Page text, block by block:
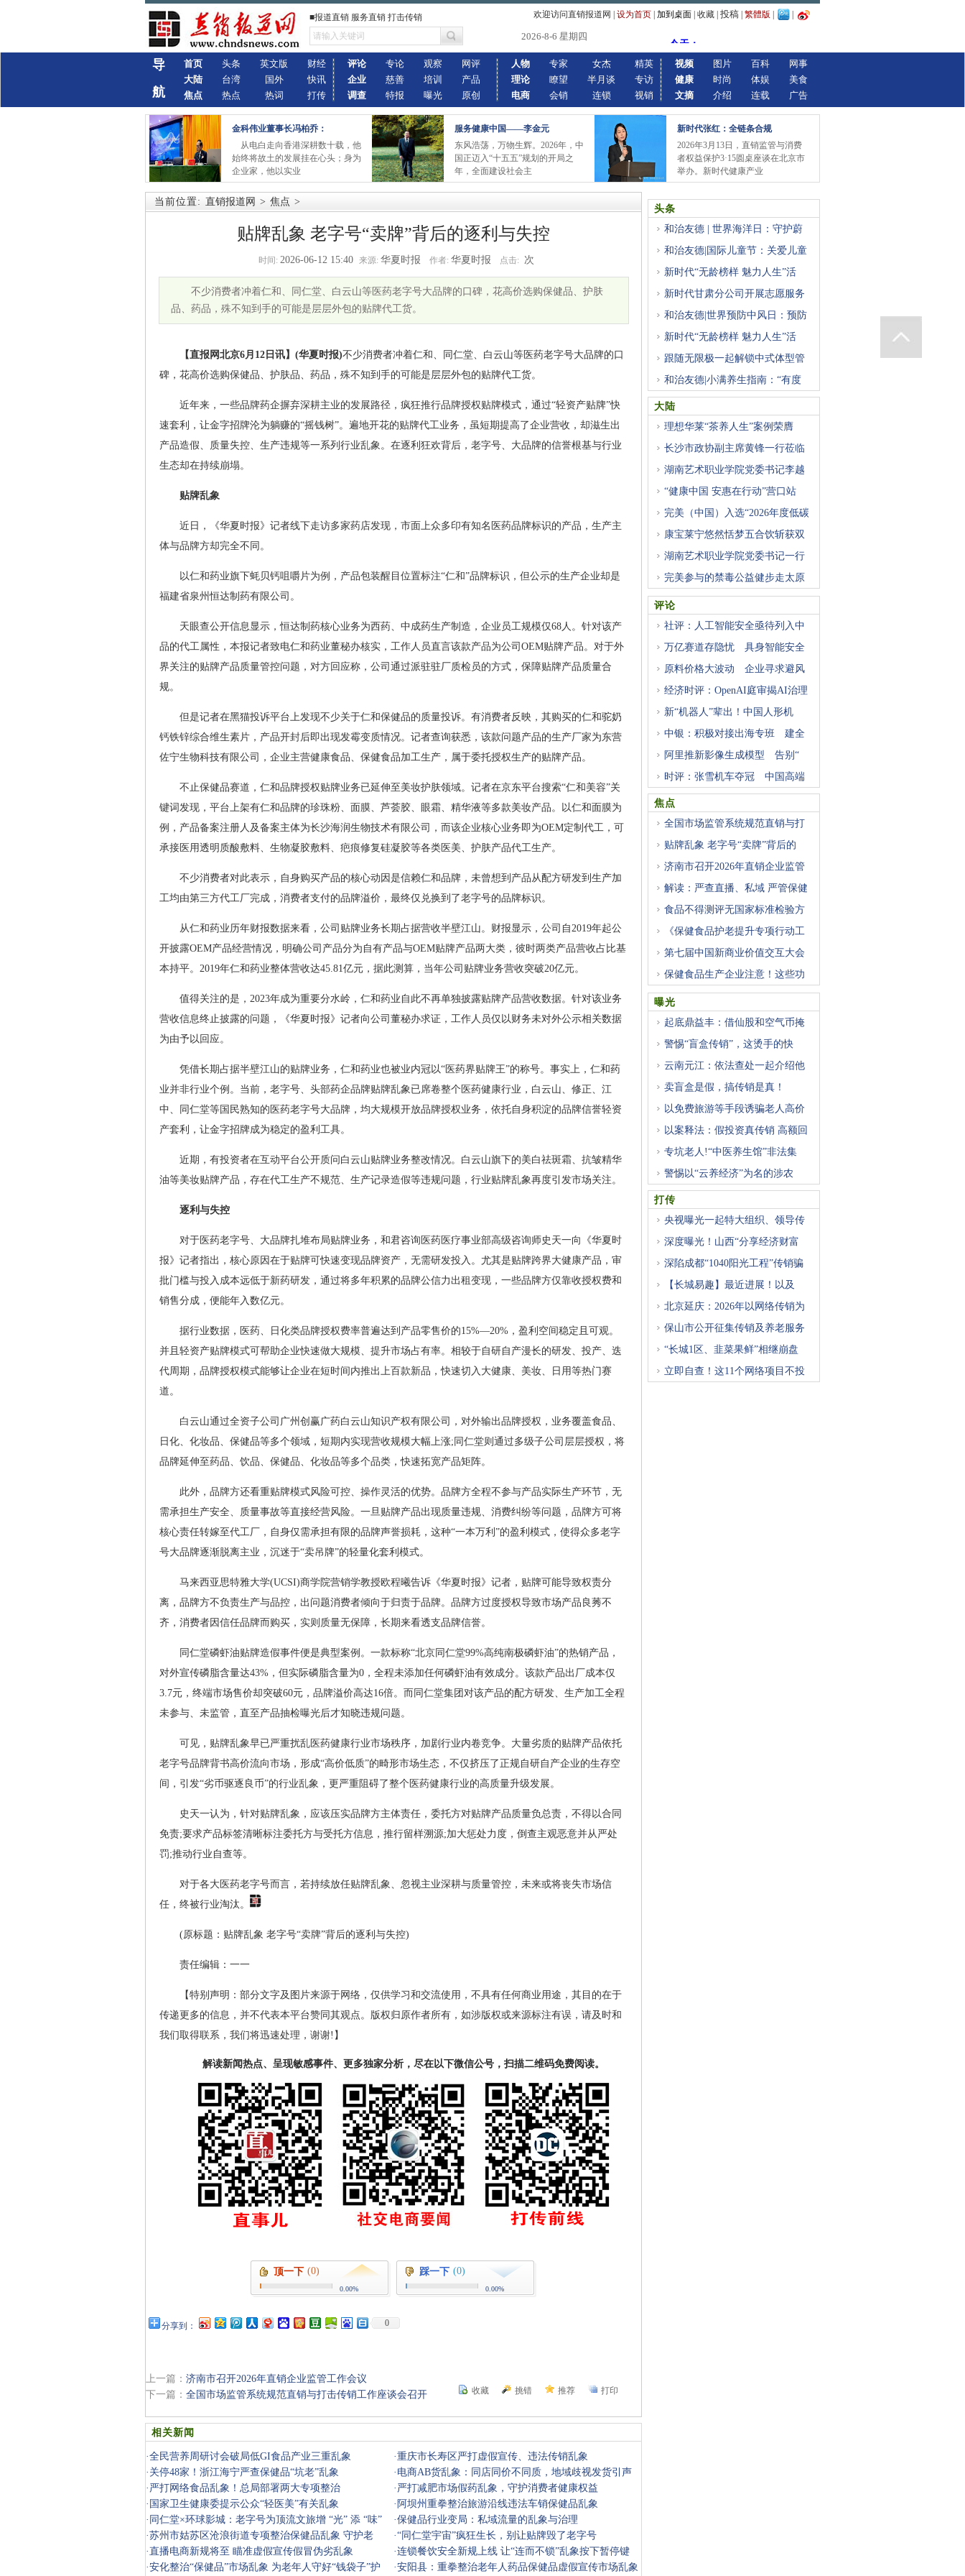
■报道直销 服务直销 打击传销 欢迎访问直销报道网 设为首页 加到桌面 收藏 投稿 繁體版
2026-8-6 星期四
导
航
首页
大陆
焦点
头条
台湾
热点
英文版
国外
热词
财经
快讯
打传
评论
企业
调查
专论
慈善
特报
观察
培训
曝光
网评
产品
原创
人物
理论
电商
专家
瞭望
会销
女杰
半月谈
连锁
精英
专访
视销
视频
健康
文摘
图片
时尚
介绍
百科
体娱
连载
网事
美食
广告
金科伟业董事长冯柏乔：
从电白走向香港深耕数十载，他
始终将故土的发展挂在心头；身为
企业家，他以实业
服务健康中国——李金元
东风浩荡，万物生辉。2026年，中
国正迈入“十五五”规划的开局之
年，全面建设社会主
新时代张红：全链条合规
2026年3月13日，直销监管与消费
者权益保护3·15圆桌座谈在北京市
举办。新时代健康产业
当前位置: 直销报道网 > 焦点 >
贴牌乱象 老字号“卖牌”背后的逐利与失控
时间: 2026-06-12 15:40 来源: 华夏时报 作者: 华夏时报 点击: 次
不少消费者冲着仁和、同仁堂、白云山等医药老字号大品牌的口碑，花高价选购保健品、护肤
品、药品，殊不知到手的可能是层层外包的贴牌代工货。
【直报网北京6月12日讯】(华夏时报)不少消费者冲着仁和、同仁堂、白云山等医药老字号大品牌的口
碑，花高价选购保健品、护肤品、药品，殊不知到手的可能是层层外包的贴牌代工货。
近年来，一些品牌药企摒弃深耕主业的发展路径，疯狂推行品牌授权贴牌模式，通过“轻资产贴牌”快
速套利，让金字招牌沦为躺赚的“摇钱树”。遍地开花的贴牌代工业务，虽短期提高了企业营收，却滋生出
产品造假、质量失控、生产违规等一系列行业乱象。在逐利狂欢背后，老字号、大品牌的信誉根基与行业
生态却在持续崩塌。
贴牌乱象
近日，《华夏时报》记者线下走访多家药店发现，市面上众多印有知名医药品牌标识的产品，生产主
体与品牌方却完全不同。
以仁和药业旗下蚝贝钙咀嚼片为例，产品包装醒目位置标注“仁和”品牌标识，但公示的生产企业却是
福建省泉州恒达制药有限公司。
天眼查公开信息显示，恒达制药核心业务为西药、中成药生产制造，企业员工规模仅68人。针对该产
品的代工属性，本报记者致电仁和药业董秘办核实，工作人员直言该款产品为公司OEM贴牌产品。对于外
界关注的贴牌产品质量管控问题，对方回应称，公司通过派驻驻厂质检员的方式，保障贴牌产品质量合
规。
但是记者在黑猫投诉平台上发现不少关于仁和保健品的质量投诉。有消费者反映，其购买的仁和驼奶
钙铁锌综合维生素片，产品开封后即出现发霉变质情况。记者查询获悉，该款问题产品的生产厂家为东营
佐宁生物科技有限公司，企业主营健康食品、保健食品加工生产，属于委托授权生产的贴牌产品。
不止保健品赛道，仁和品牌授权贴牌业务已延伸至美妆护肤领域。记者在京东平台搜索“仁和美容”关
键词发现，平台上架有仁和品牌的珍珠粉、面膜、芦荟胶、眼霜、精华液等多款美妆产品。以仁和面膜为
例，产品备案注册人及备案主体为长沙海润生物技术有限公司，而该企业核心业务即为OEM定制代工，可
承接医用透明质酸敷料、生物凝胶敷料、疤痕修复硅凝胶等各类医美、护肤产品代工生产。
不少消费者对此表示，自身购买产品的核心动因是信赖仁和品牌，未曾想到产品从配方研发到生产加
工均由第三方代工厂完成，消费者支付的品牌溢价，最终仅兑换到了老字号的品牌标识。
从仁和药业历年财报数据来看，公司贴牌业务长期占据营收半壁江山。财报显示，公司自2019年起公
开披露OEM产品经营情况，明确公司产品分为自有产品与OEM贴牌产品两大类，彼时两类产品营收占比基
本持平。2019年仁和药业整体营收达45.81亿元，据此测算，当年公司贴牌业务营收突破20亿元。
值得关注的是，2023年成为重要分水岭，仁和药业自此不再单独披露贴牌产品营收数据。针对该业务
营收信息终止披露的问题，《华夏时报》记者向公司董秘办求证，工作人员仅以财务未对外公示相关数据
为由予以回应。
凭借长期占据半壁江山的贴牌业务，仁和药业也被业内冠以“医药界贴牌王”的称号。事实上，仁和药
业并非行业个例。当前，老字号、头部药企品牌贴牌乱象已席卷整个医药健康行业，白云山、修正、江
中、同仁堂等国民熟知的医药老字号大品牌，均大规模开放品牌授权业务，依托自身积淀的品牌信誉轻资
产套利，让金字招牌成为稳定的盈利工具。
近期，有投资者在互动平台公开质问白云山贴牌业务整改情况。白云山旗下的美白祛斑霜、抗皱精华
油等美妆贴牌产品，存在代工生产不规范、生产记录造假等违规问题，行业贴牌乱象再度引发市场关注。
逐利与失控
对于医药老字号、大品牌扎堆布局贴牌业务，和君咨询医药医疗事业部高级咨询师史天一向《华夏时
报》记者指出，核心原因在于贴牌可快速变现品牌资产，无需研发投入。尤其是贴牌跨界大健康产品，审
批门槛与投入成本远低于新药研发，通过将多年积累的品牌公信力出租变现，一些品牌方仅靠收授权费和
销售分成，便能年入数亿元。
据行业数据，医药、日化类品牌授权费率普遍达到产品零售价的15%—20%，盈利空间稳定且可观。
并且轻资产贴牌模式可帮助企业快速做大规模、提升市场占有率。相较于自研自产漫长的研发、投产、迭
代周期，品牌授权模式能够让企业在短时间内推出上百款新品，快速切入大健康、美妆、日用等热门赛
道。
白云山通过全资子公司广州创赢广药白云山知识产权有限公司，对外输出品牌授权，业务覆盖食品、
日化、化妆品、保健品等多个领域，短期内实现营收规模大幅上涨;同仁堂则通过多级子公司层层授权，将
品牌延伸至药品、饮品、保健品、化妆品等多个品类，快速拓宽产品矩阵。
此外，品牌方还看重贴牌模式风险可控、操作灵活的优势。品牌方全程不参与产品实际生产环节，无
需承担生产安全、质量事故等直接经营风险。一旦贴牌产品出现质量违规、消费纠纷等问题，品牌方可将
核心责任转嫁至代工厂，自身仅需承担有限的品牌声誉损耗，这种“一本万利”的盈利模式，使得众多老字
号大品牌逐渐脱离主业，沉迷于“卖吊牌”的轻量化套利模式。
马来西亚思特雅大学(UCSI)商学院营销学教授欧程曦告诉《华夏时报》记者，贴牌可能导致权责分
离，品牌方不负责生产与品控，出问题消费者倾向于归责于品牌。品牌方过度授权导致市场产品良莠不
齐，消费者因信任品牌而购买，实则质量无保障，长期来看透支品牌信誉。
同仁堂磷虾油贴牌造假事件便是典型案例。一款标称“北京同仁堂99%高纯南极磷虾油”的热销产品，
对外宣传磷脂含量达43%，但实际磷脂含量为0，全程未添加任何磷虾油有效成分。该款产品出厂成本仅
3.7元，终端市场售价却突破60元，品牌溢价高达16倍。而同仁堂集团对该产品的配方研发、生产加工全程
未参与、未监管，直至产品抽检曝光后才知晓违规问题。
可见，贴牌乱象早已严重扰乱医药健康行业市场秩序，加剧行业内卷竞争。大量劣质的贴牌产品依托
老字号品牌背书高价流向市场，形成“高价低质”的畸形市场生态，不仅挤压了正规自研自产企业的生存空
间，引发“劣币驱逐良币”的行业乱象，更严重阻碍了整个医药健康行业的高质量升级发展。
史天一认为，针对贴牌乱象，应该压实品牌方主体责任，委托方对贴牌产品质量负总责，不得以合同
免责;要求产品标签清晰标注委托方与受托方信息，推行留样溯源;加大惩处力度，倒查主观恶意并从严处
罚;推动行业自查等。
对于各大医药老字号而言，若持续放任贴牌乱象、忽视主业深耕与质量管控，未来或将丧失市场信
任，终被行业淘汰。
(原标题：贴牌乱象 老字号“卖牌”背后的逐利与失控)
责任编辑：一一
【特别声明：部分文字及图片来源于网络，仅供学习和交流使用，不具有任何商业用途，其目的在于
传递更多的信息，并不代表本平台赞同其观点。版权归原作者所有，如涉版权或来源标注有误，请及时和
我们取得联系，我们将迅速处理，谢谢!】
解读新闻热点、呈现敏感事件、更多独家分析，尽在以下微信公号，扫描二维码免费阅读。
顶一下 (0)
0.00%
踩一下 (0)
0.00%
分享到： 0
上一篇： 济南市召开2026年直销企业监管工作会议
下一篇： 全国市场监管系统规范直销与打击传销工作座谈会召开 收藏 挑错 推荐 打印
相关新闻
·全民营养周研讨会破局低GI食品产业三重乱象 ·重庆市长寿区严打虚假宣传、违法传销乱象
· 关停48家！浙江海宁严查保健品“坑老”乱象 · 电商AB货乱象：同店同价不同质，地域歧视发货引声
讨
· 严打网络食品乱象！总局部署两大专项整治 · 严打减肥市场假药乱象，守护消费者健康权益
· 国家卫生健康委提示公众“轻医美”有关乱象 · 阿坝州重拳整治旅游沿线违法车销保健品乱象
· 同仁堂×环球影城：老字号为顶流文旅增 “光” 添 “味” ·保健品行业变局：私域流量的乱象与治理
·苏州市姑苏区沧浪街道专项整治保健品乱象 守护老
人“钱袋子”
·“同仁堂宇宙”疯狂生长，别让贴牌毁了老字号
·直播电商新规将至 瞄准虚假宣传假冒伪劣乱象 ·连锁餐饮安全新规上线 让“连而不锁”乱象按下暂停键
·安化整治“保健品”市场乱象 为老年人守好“钱袋子”护 ·安阳县：重拳整治老年人药品保健品虚假宣传市场乱象
头条
和治友德 | 世界海洋日：守护蔚
和治友德|国际儿童节：关爱儿童
新时代“无龄榜样 魅力人生”活
新时代甘肃分公司开展志愿服务
和治友德|世界预防中风日：预防
新时代“无龄榜样 魅力人生”活
跟随无限极一起解锁中式体型管
和治友德|小满养生指南：“有度
大陆
理想华莱“茶养人生”案例荣膺
长沙市政协副主席黄锋一行莅临
湖南艺术职业学院党委书记李越
“健康中国 安惠在行动”营口站
完美（中国）入选“2026年度低碳
康宝莱宁悠然恬梦五合饮斩获双
湖南艺术职业学院党委书记一行
完美参与的禁毒公益健步走太原
评论
社评：人工智能安全亟待列入中
万亿赛道存隐忧 具身智能安全
原料价格大波动 企业寻求避风
经济时评：OpenAI庭审揭AI治理
新“机器人”辈出！中国人形机
中银：积极对接出海专班 建全
阿里推新影像生成模型 告别“
时评：张雪机车夺冠 中国高端
焦点
全国市场监管系统规范直销与打
贴牌乱象 老字号“卖牌”背后的
济南市召开2026年直销企业监管
解读：严查直播、私域 严管保健
食品不得测评无国家标准检验方
《保健食品护老提升专项行动工
第七届中国新商业价值交互大会
保健食品生产企业注意！这些功
曝光
起底鼎益丰：借仙股和空气币掩
警惕“盲盒传销”，这烫手的快
云南元江：依法查处一起介绍他
卖盲盒是假，搞传销是真！
以免费旅游等手段诱骗老人高价
以案释法：假投资真传销 高额回
专坑老人!“中医养生馆”非法集
警惕以“云养经济”为名的涉农
打传
央视曝光一起特大组织、领导传
深度曝光！山西“分享经济财富
深陷成都“1040阳光工程”传销骗
【长城易趣】最近进展！以及
北京延庆：2026年以网络传销为
保山市公开征集传销及养老服务
“长城1区、韭菜果鲜”相继崩盘
立即自查！这11个网络项目不投